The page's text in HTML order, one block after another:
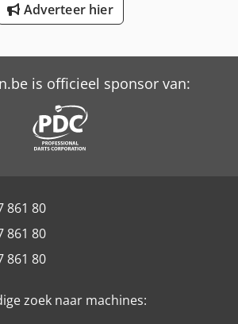
Adverteer hier
is officieel sponsor van:
861 80
861 80
861 80
zoek naar machines: